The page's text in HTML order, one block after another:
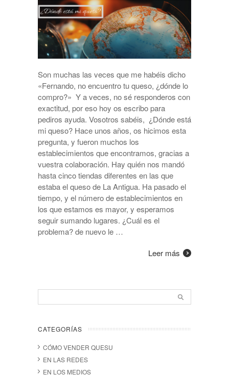
Son muchas las veces que me habéis dicho
«Fernando, no encuentro tu queso, ¿dónde lo
compro?» Y a veces, no sé responderos con
exactitud, por eso hoy os escribo para
pediros ayuda. Vosotros sabéis, ¿Dónde está
mi queso? Hace unos años, os hicimos esta
pregunta, y fueron muchos los
establecimientos que encontramos, gracias a
vuestra colaboración. Hay quién nos mandó
hasta cinco tiendas diferentes en las que
estaba el queso de La Antigua. Ha pasado el
tiempo, y el número de establecimientos en
los que estamos es mayor, y esperamos
seguir sumando lugares. ¿Cuál es el
problema? de nuevo le …
Leer más
CATEGORÍAS
CÓMO VENDER QUESU
EN LAS REDES
EN LOS MEDIOS